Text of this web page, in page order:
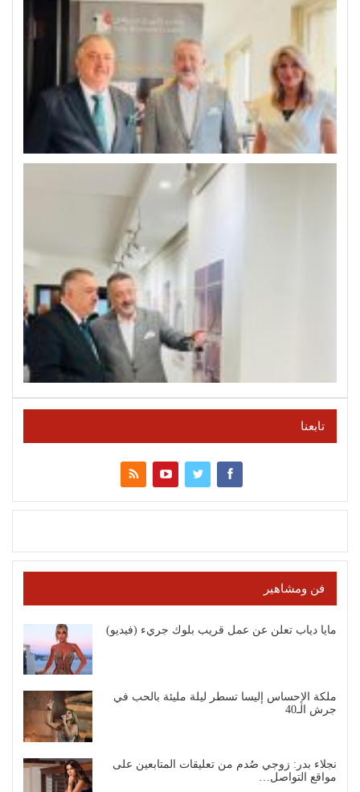
تابعنا
فن ومشاهير
مايا دياب تعلن عن عمل قريب بلوك جريء (فيديو)
ملكة الإحساس إليسا تسطر ليلة مليئة بالحب في
جرش الـ40
نجلاء بدر: زوجي صُدم من تعليقات المتابعين على
مواقع التواصل…